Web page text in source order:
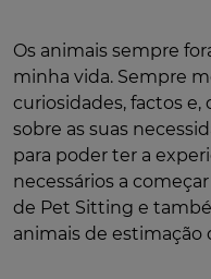
Os animais sempre
minha vida. Sempre
curiosidades, factos
sobre as suas
para poder ter a
necessários a
de Pet Sitting e
animais de estimação